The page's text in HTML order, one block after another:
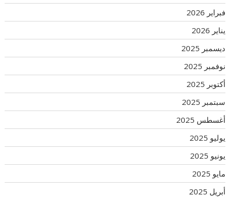
فبراير 2026
يناير 2026
ديسمبر 2025
نوفمبر 2025
أكتوبر 2025
سبتمبر 2025
أغسطس 2025
يوليو 2025
يونيو 2025
مايو 2025
أبريل 2025